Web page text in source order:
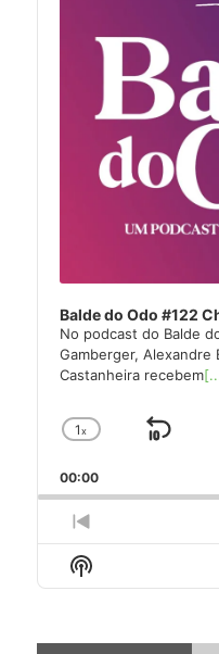
Balde do Odo #122
No podcast do Balde
Gamberger, Alexandre
Castanheira recebem
Change
Rate
1x
Skip
00:00
Previous
Episode
Show
Podcast